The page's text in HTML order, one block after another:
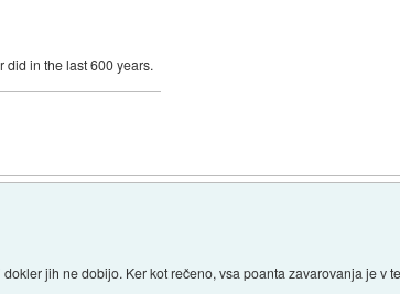
did in the last 600 years.
jih ne dobijo. Ker kot rečeno, vsa poanta zavarovanja je v